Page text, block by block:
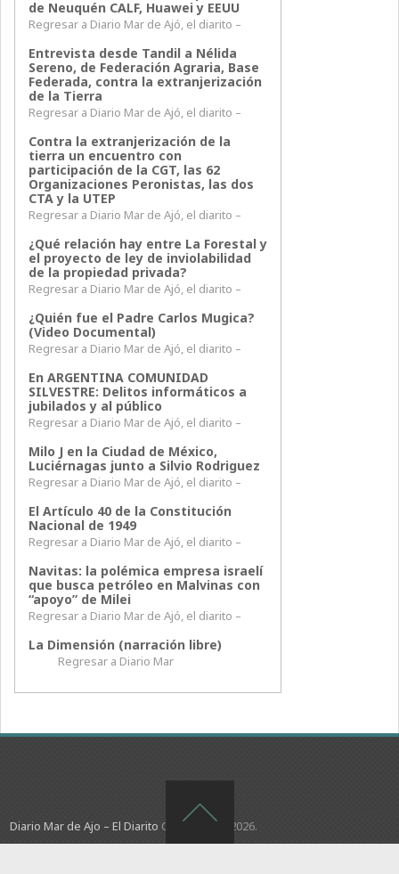
de Neuquén CALF, Huawei y EEUU
Regresar a Diario Mar de Ajó, el diarito –
Entrevista desde Tandil a Nélida
Sereno, de Federación Agraria, Base
Federada, contra la extranjerización
de la Tierra
Regresar a Diario Mar de Ajó, el diarito –
Contra la extranjerización de la
tierra un encuentro con
participación de la CGT, las 62
Organizaciones Peronistas, las dos
CTA y la UTEP
Regresar a Diario Mar de Ajó, el diarito –
¿Qué relación hay entre La Forestal y
el proyecto de ley de inviolabilidad
de la propiedad privada?
Regresar a Diario Mar de Ajó, el diarito –
¿Quién fue el Padre Carlos Mugica?
(Video Documental)
Regresar a Diario Mar de Ajó, el diarito –
En ARGENTINA COMUNIDAD
SILVESTRE: Delitos informáticos a
jubilados y al público
Regresar a Diario Mar de Ajó, el diarito –
Milo J en la Ciudad de México,
Luciérnagas junto a Silvio Rodriguez
Regresar a Diario Mar de Ajó, el diarito –
El Artículo 40 de la Constitución
Nacional de 1949
Regresar a Diario Mar de Ajó, el diarito –
Navitas: la polémica empresa israelí
que busca petróleo en Malvinas con
“apoyo” de Milei
Regresar a Diario Mar de Ajó, el diarito –
La Dimensión (narración libre)
Regresar a Diario Mar
Diario Mar de Ajo – El Diarito Copyright © 2026.